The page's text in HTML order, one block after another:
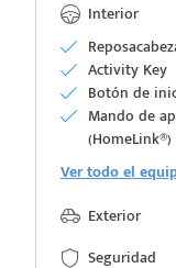
Interior
Activity Key
Botón de
Mando de
(HomeLink®)
Ver todo el
Exterior
Seguridad